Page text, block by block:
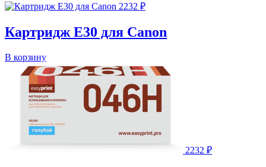
2232 ₽
Картридж E30 для Canon
В корзину
2232 ₽